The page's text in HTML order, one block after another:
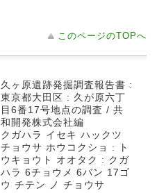
このページのTOPへ
久ヶ原遺跡発掘調査報告書 :
東京都大田区 : 久が原六丁
目6番17号地点の調査 / 共
和開発株式会社編
クガハラ イセキ ハックツ
チョウサ ホウコクショ : ト
ウキョウト オオタク : クガ
ハラ 6チョウメ 6バン 17ゴ
ウ チテン ノ チョウサ